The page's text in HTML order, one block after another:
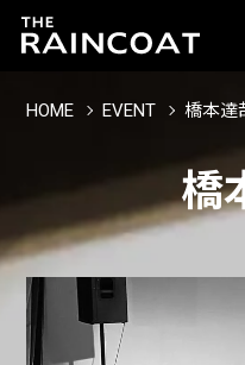
HOME EVENT 橋本達
橋